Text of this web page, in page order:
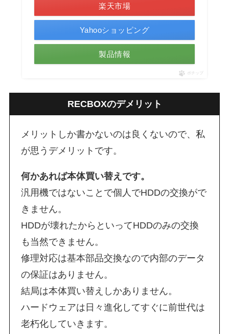
楽天市場
Yahooショッピング
製品情報
ポチップ
RECBOXのデメリット
メリットしか書かないのは良くないので、私
が思うデメリットです。
何かあれば本体買い替えです。
汎用機ではないことで個人でHDDの交換がで
きません。
HDDが壊れたからといってHDDのみの交換
も当然できません。
修理対応は基本部品交換なので内部のデータ
の保証はありません。
結局は本体買い替えしかありません。
ハードウェアは日々進化してすぐに前世代は
老朽化していきます。